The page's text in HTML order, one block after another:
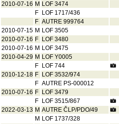
2010-07-16 M LOF 3474
F
LOF 1717/436
F AUTRE 999764
2010-07-15 M LOF 3505
2010-07-16 F
LOF 3480
2010-07-16 M LOF 3475
2010-04-29 M LOF Y0005
F
LOF 744
2010-12-18 F
LOF 3532/974
F AUTRE PS-000012
2010-07-16 F
LOF 3479
F
LOF 3515/867
2022-03-13 M AUTRE ČLP/PDO/49
M LOF 1737/328